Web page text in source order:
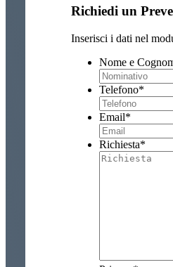
Richiedi un
Inserisci i dati nel
Nome e
Telefono*
Email*
Richiesta*